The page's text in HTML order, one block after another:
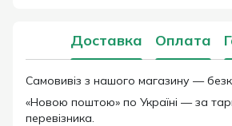
Доставка Оплата
Самовивіз з нашого магазину —
«Новою поштою» по Україні — за
перевізника.